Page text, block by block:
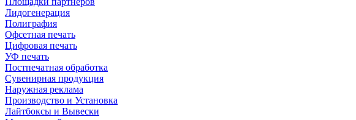
Лидогенерация
Полиграфия
Офсетная печать
Цифровая печать
УФ печать
Постпечатная обработка
Сувенирная продукция
Наружная реклама
Производство и Установка
Лайтбоксы и Вывески